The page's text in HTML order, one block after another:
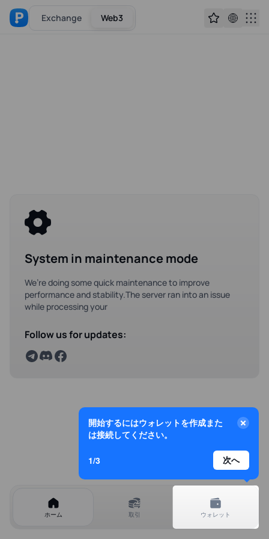
Exchange Web3
System in maintenance mode
We’re doing some quick maintenance to improve
performance and stability.The server ran into an issue
while processing your
Follow us for updates:
ホーム 取引 ウォレット
開始するにはウォレットを作成また
は接続してください。
1/3 次へ